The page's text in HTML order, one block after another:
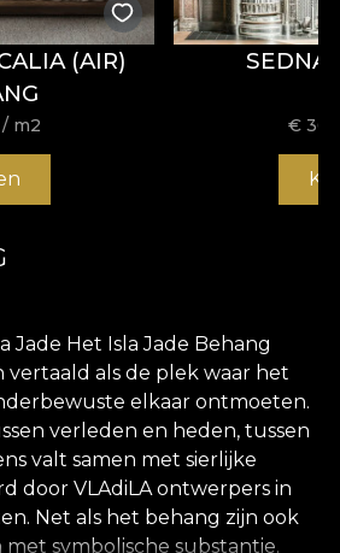
(AIR)
/ m2
SEDNA
€
Jade Het Isla Jade Behang
vertaald als de plek waar het
elkaar ontmoeten.
verleden en heden, tussen
valt samen met sierlijke
door VLAdiLA ontwerpers in
Net als het behang zijn ook
symbolische substantie.